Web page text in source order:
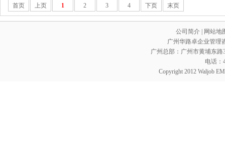
首页 上页 1 2 3 4 下页 末页
公司简介
网站地
广州华路卓企业管理
广州总部：广州市黄埔东路
电话：
Copyright 2012 Waljob